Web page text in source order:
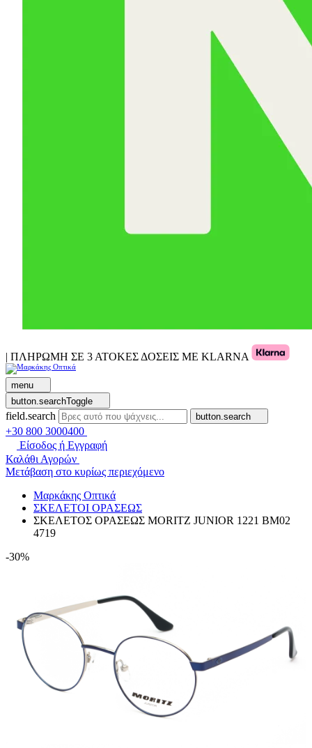
| ΠΛΗΡΩΜΗ ΣΕ 3 ΑΤΟΚΕΣ ΔΟΣΕΙΣ ΜΕ KLARNA
menu
button.searchToggle
field.search button.search
+30 800 3000400
Είσοδος ή Εγγραφή
Καλάθι Αγορών
Μετάβαση στο κυρίως περιεχόμενο
Μαρκάκης Οπτικά
ΣΚΕΛΕΤΟΙ ΟΡΑΣΕΩΣ
ΣΚΕΛΕΤΟΣ ΟΡΑΣΕΩΣ MORITZ JUNIOR 1221 BM02
4719
-30%